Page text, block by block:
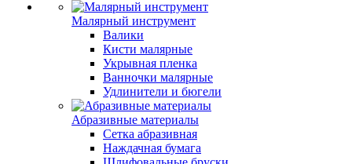
Малярный инструмент
Валики
Кисти малярные
Укрывная пленка
Ванночки малярные
Удлинители и бюгели
Абразивные материалы
Сетка абразивная
Наждачная бумага